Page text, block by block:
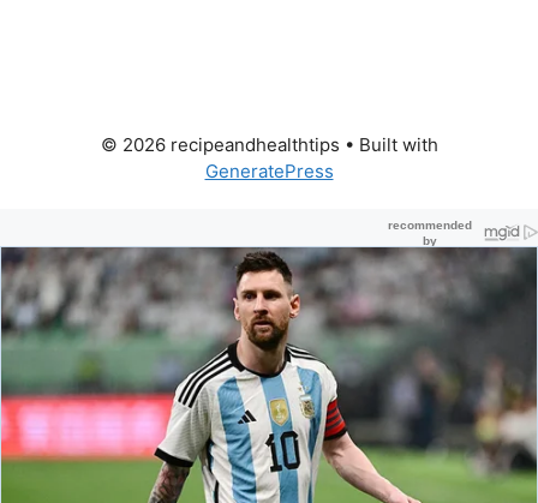
© 2026 recipeandhealthtips • Built with
GeneratePress